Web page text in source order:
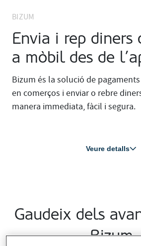
BIZUM
Envia i rep diners
a mòbil des de
Bizum és la solució de
en comerços i enviar o rebre
manera immediata, fàcil i segura.
Veure detalls
Gaudeix dels
Bizum